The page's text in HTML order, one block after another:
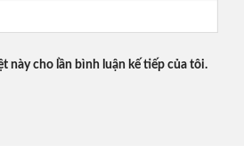
này cho lần bình luận kế tiếp của tôi.